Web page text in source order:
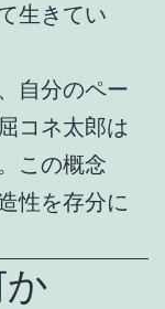
生きてい
自分のペー
コネ太郎は
この概念
性を存分に